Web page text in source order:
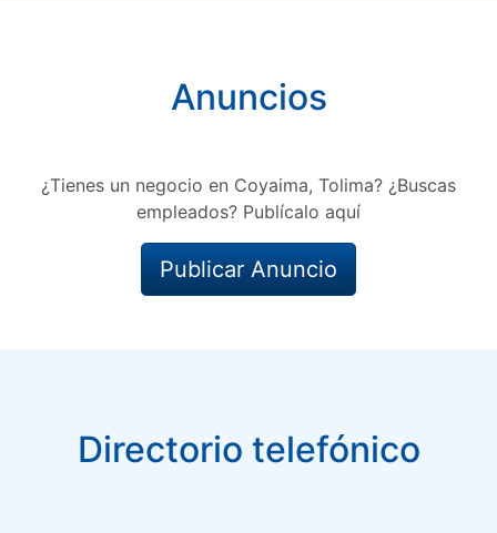
Anuncios
¿Tienes un negocio en Coyaima, Tolima? ¿Buscas
empleados? Publícalo aquí
Publicar Anuncio
Directorio telefónico